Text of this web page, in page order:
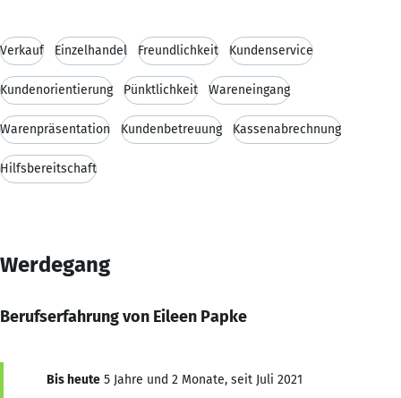
Verkauf Einzelhandel Freundlichkeit Kundenservice
Kundenorientierung Pünktlichkeit Wareneingang
Warenpräsentation Kundenbetreuung Kassenabrechnung
Hilfsbereitschaft
Werdegang
Berufserfahrung von Eileen Papke
Bis heute 5 Jahre und 2 Monate, seit Juli 2021